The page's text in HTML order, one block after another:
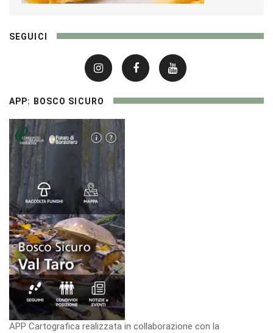
SEGUICI
APP: BOSCO SICURO
APP Cartografica realizzata in collaborazione con la